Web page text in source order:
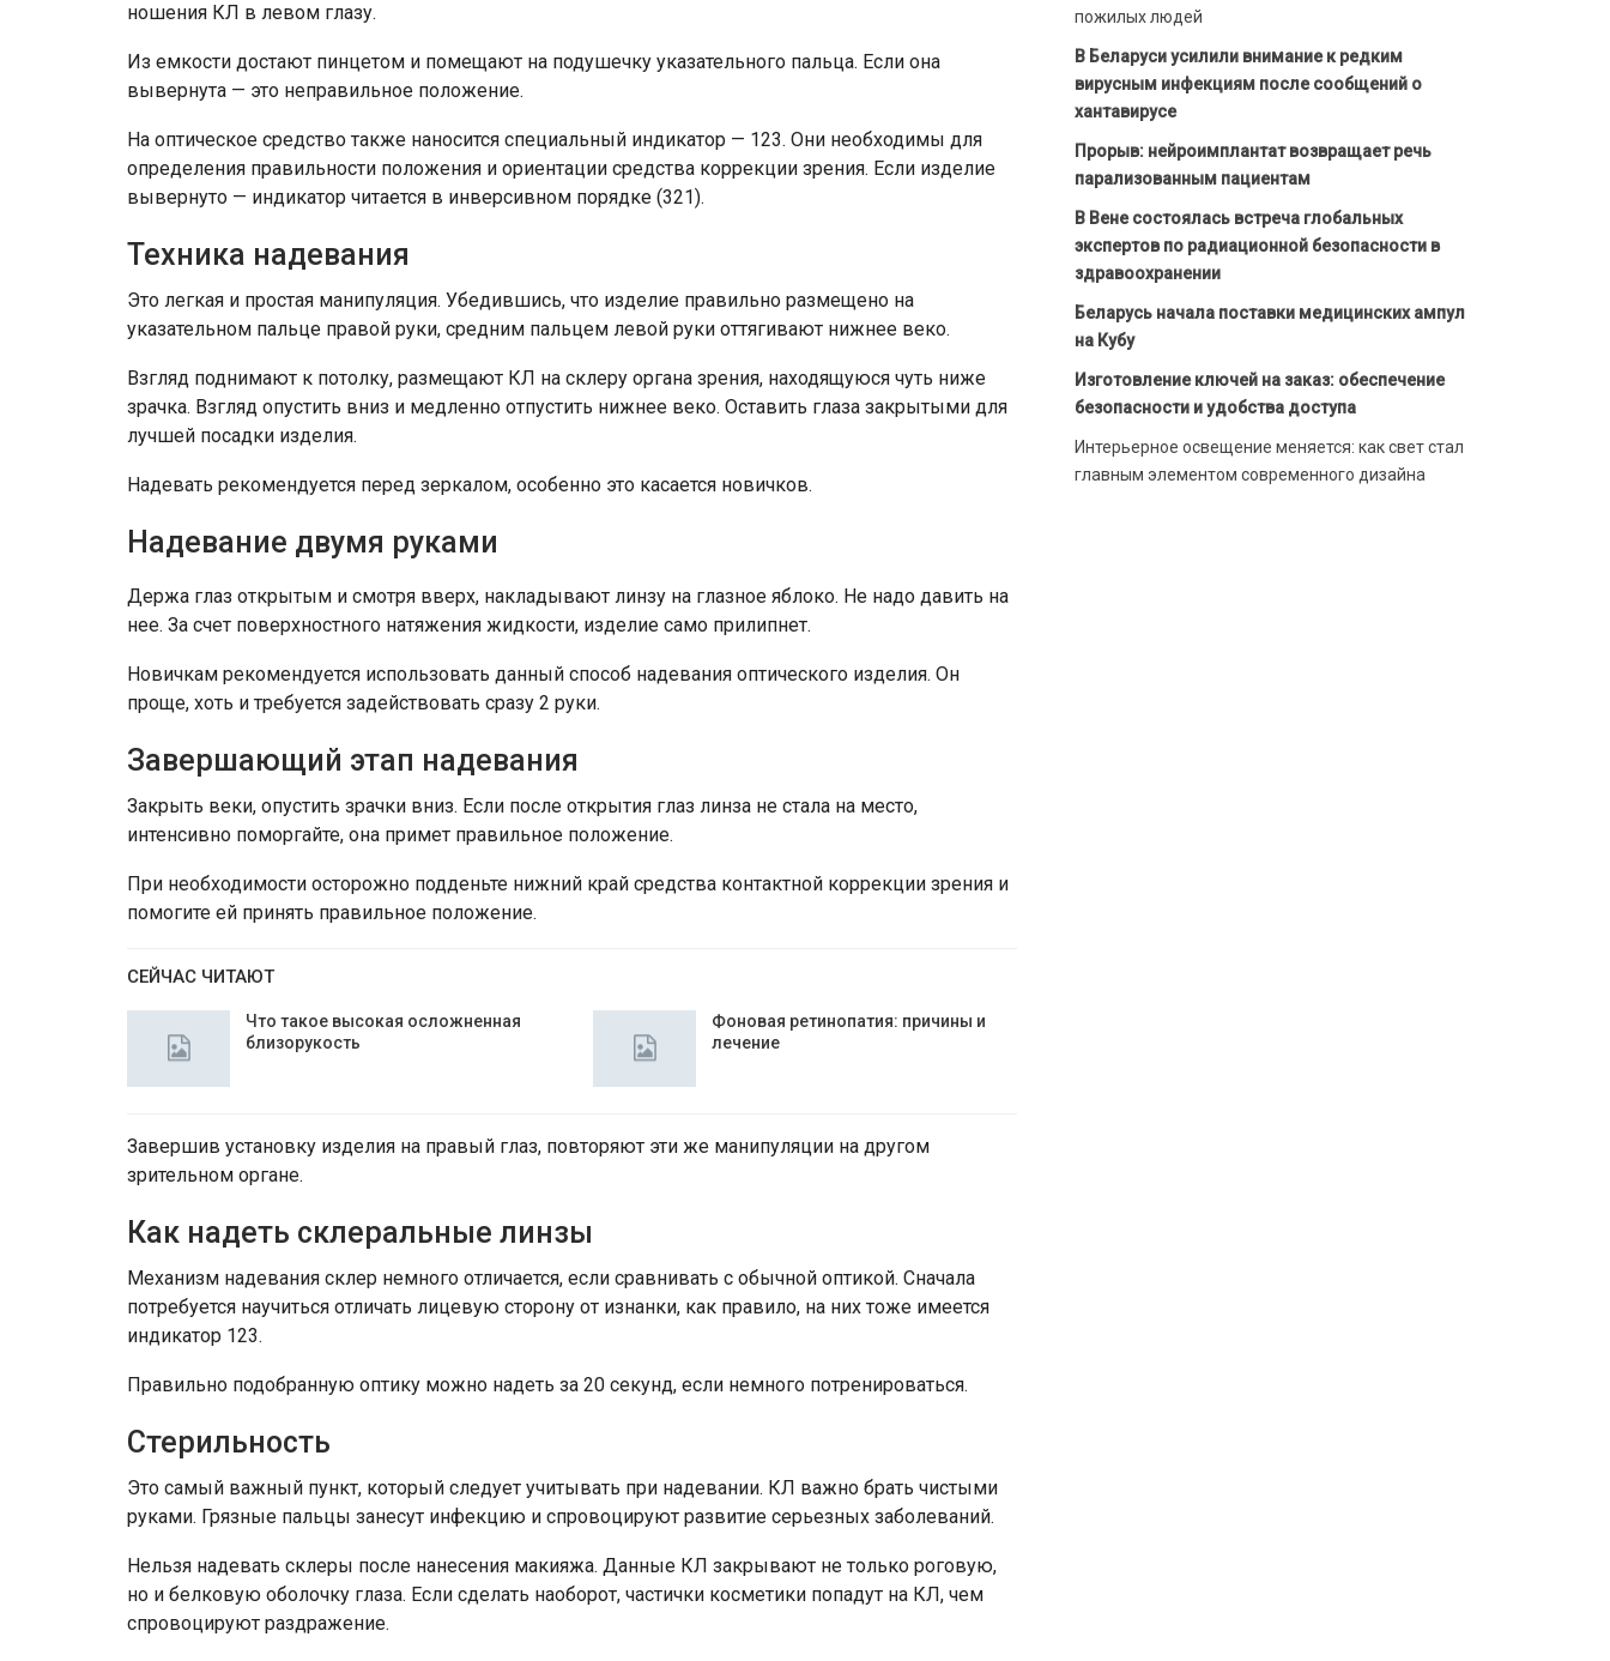
ношения КЛ в левом глазу.
Из емкости достают пинцетом и помещают на подушечку указательного пальца. Если она
вывернута — это неправильное положение.
На оптическое средство также наносится специальный индикатор — 123. Они необходимы для
определения правильности положения и ориентации средства коррекции зрения. Если изделие
вывернуто — индикатор читается в инверсивном порядке (321).
Техника надевания
Это легкая и простая манипуляция. Убедившись, что изделие правильно размещено на
указательном пальце правой руки, средним пальцем левой руки оттягивают нижнее веко.
Взгляд поднимают к потолку, размещают КЛ на склеру органа зрения, находящуюся чуть ниже
зрачка. Взгляд опустить вниз и медленно отпустить нижнее веко. Оставить глаза закрытыми для
лучшей посадки изделия.
Надевать рекомендуется перед зеркалом, особенно это касается новичков.
Надевание двумя руками
Держа глаз открытым и смотря вверх, накладывают линзу на глазное яблоко. Не надо давить на
нее. За счет поверхностного натяжения жидкости, изделие само прилипнет.
Новичкам рекомендуется использовать данный способ надевания оптического изделия. Он
проще, хоть и требуется задействовать сразу 2 руки.
Завершающий этап надевания
Закрыть веки, опустить зрачки вниз. Если после открытия глаз линза не стала на место,
интенсивно поморгайте, она примет правильное положение.
При необходимости осторожно подденьте нижний край средства контактной коррекции зрения и
помогите ей принять правильное положение.
СЕЙЧАС ЧИТАЮТ
Что такое высокая осложненная
близорукость
Фоновая ретинопатия: причины и
лечение
Завершив установку изделия на правый глаз, повторяют эти же манипуляции на другом
зрительном органе.
Как надеть склеральные линзы
Механизм надевания склер немного отличается, если сравнивать с обычной оптикой. Сначала
потребуется научиться отличать лицевую сторону от изнанки, как правило, на них тоже имеется
индикатор 123.
Правильно подобранную оптику можно надеть за 20 секунд, если немного потренироваться.
Стерильность
Это самый важный пункт, который следует учитывать при надевании. КЛ важно брать чистыми
руками. Грязные пальцы занесут инфекцию и спровоцируют развитие серьезных заболеваний.
Нельзя надевать склеры после нанесения макияжа. Данные КЛ закрывают не только роговую,
но и белковую оболочку глаза. Если сделать наоборот, частички косметики попадут на КЛ, чем
спровоцируют раздражение.
пожилых людей
В Беларуси усилили внимание к редким
вирусным инфекциям после сообщений о
хантавирусе
Прорыв: нейроимплантат возвращает речь
парализованным пациентам
В Вене состоялась встреча глобальных
экспертов по радиационной безопасности в
здравоохранении
Беларусь начала поставки медицинских ампул
на Кубу
Изготовление ключей на заказ: обеспечение
безопасности и удобства доступа
Интерьерное освещение меняется: как свет стал
главным элементом современного дизайна